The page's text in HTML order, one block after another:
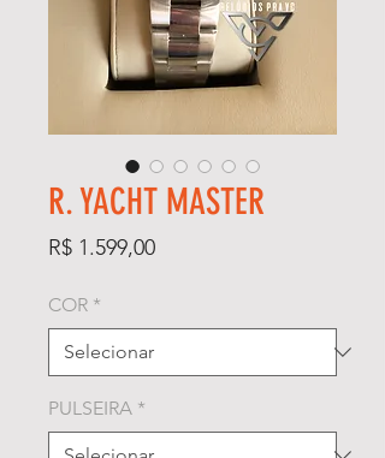
R. YACHT MASTER
R$ 1.599,00Preço
COR *
PULSEIRA *